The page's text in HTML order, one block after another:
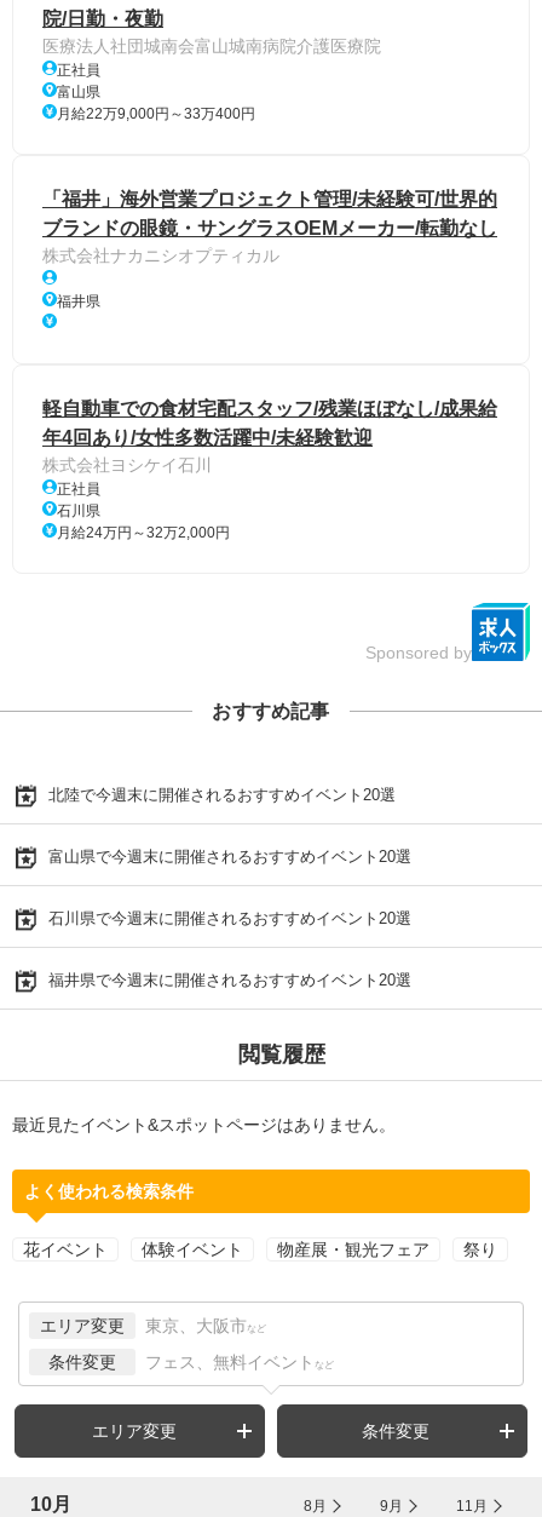
院/日勤・夜勤
医療法人社団城南会富山城南病院介護医療院
正社員
富山県
月給22万9,000円～33万400円
「福井」海外営業プロジェクト管理/未経験可/世界的
ブランドの眼鏡・サングラスOEMメーカー/転勤なし
株式会社ナカニシオプティカル
福井県
軽自動車での食材宅配スタッフ/残業ほぼなし/成果給
年4回あり/女性多数活躍中/未経験歓迎
株式会社ヨシケイ石川
正社員
石川県
月給24万円～32万2,000円
Sponsored by
おすすめ記事
北陸で今週末に開催されるおすすめイベント20選
富山県で今週末に開催されるおすすめイベント20選
石川県で今週末に開催されるおすすめイベント20選
福井県で今週末に開催されるおすすめイベント20選
閲覧履歴
最近見たイベント&スポットページはありません。
よく使われる検索条件
花イベント 体験イベント 物産展・観光フェア 祭り
エリア変更 東京、大阪市 など
条件変更 フェス、無料イベント など
エリア変更 条件変更
10月 8月 9月 11月